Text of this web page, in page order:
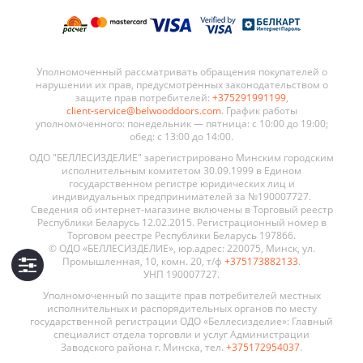
Уполномоченный рассматривать обращения покупателей о
нарушении их прав, предусмотренных законодательством о
защите прав потребителей: +375291991199,
client-service@belwooddoors.com. График работы
уполномоченного: понедельник — пятница: с 10:00 до 19:00;
обед: с 13:00 до 14:00.
ОДО "БЕЛЛЕСИЗДЕЛИЕ" зарегистрировано Минским городским
исполнительным комитетом 30.09.1999 в Едином
государственном регистре юридических лиц и
индивидуальных предпринимателей за №190007727.
Сведения об интернет-магазине включены в Торговый реестр
Республики Беларусь 12.02.2015. Регистрационный номер в
Торговом реестре Республики Беларусь 197866.
© ОДО «БЕЛЛЕСИЗДЕЛИЕ», юр.адрес: 220075, Минск, ул.
Промышленная, 10, комн. 20, т/ф +375173882133.
УНП 190007727.
Уполномоченный по защите прав потребителей местных
исполнительных и распорядительных органов по месту
государственной регистрации ОДО «Беллесизделие»: Главный
специалист отдела торговли и услуг Администрации
Заводского района г. Минска, тел. +375172954037.